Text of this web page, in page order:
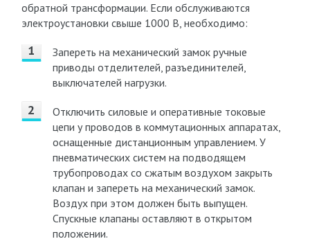
обратной трансформации. Если обслуживаются
электроустановки свыше 1000 В, необходимо:
Запереть на механический замок ручные
приводы отделителей, разъединителей,
выключателей нагрузки.
Отключить силовые и оперативные токовые
цепи у проводов в коммутационных аппаратах,
оснащенные дистанционным управлением. У
пневматических систем на подводящем
трубопроводах со сжатым воздухом закрыть
клапан и запереть на механический замок.
Воздух при этом должен быть выпущен.
Спускные клапаны оставляют в открытом
положении.